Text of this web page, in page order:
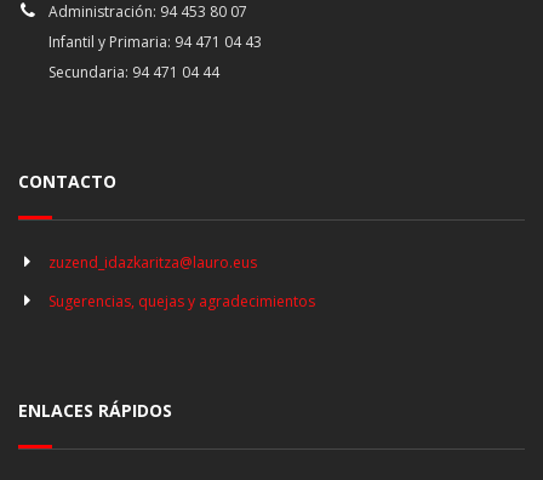
Administración: 94 453 80 07
Infantil y Primaria: 94 471 04 43
Secundaria: 94 471 04 44
CONTACTO
zuzend_idazkaritza@lauro.eus
Sugerencias, quejas y agradecimientos
ENLACES RÁPIDOS